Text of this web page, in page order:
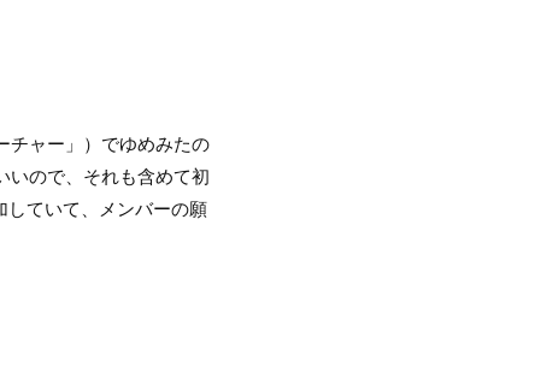
ャー」）でゆめみたの
いので、それも含めて初
していて、メンバーの願